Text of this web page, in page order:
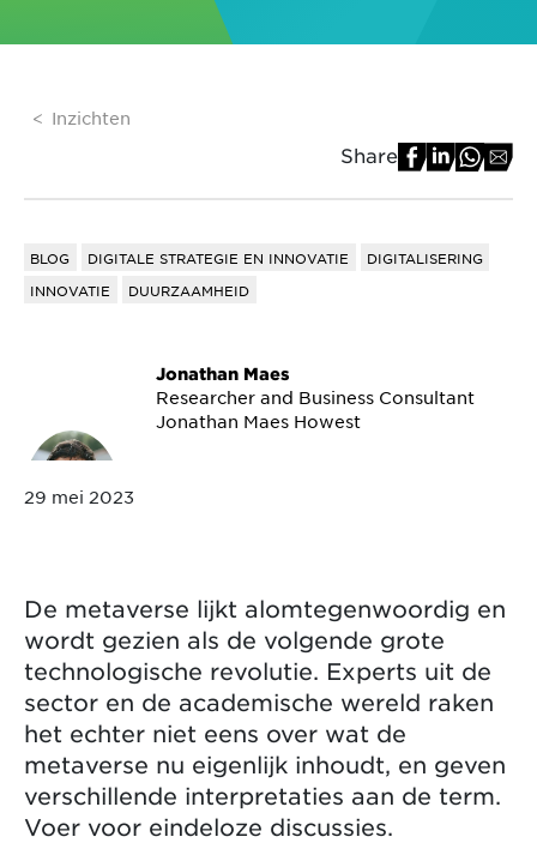
Inzichten
Share
BLOG DIGITALE STRATEGIE EN INNOVATIE
DIGITALISERING
INNOVATIE
DUURZAAMHEID
Jonathan Maes
Researcher and Business Consultant
Jonathan Maes Howest
29 mei 2023
De metaverse lijkt alomtegenwoordig en
wordt gezien als de volgende grote
technologische revolutie. Experts uit de
sector en de academische wereld raken
het echter niet eens over wat de
metaverse nu eigenlijk inhoudt, en geven
verschillende interpretaties aan de term.
Voer voor eindeloze discussies.